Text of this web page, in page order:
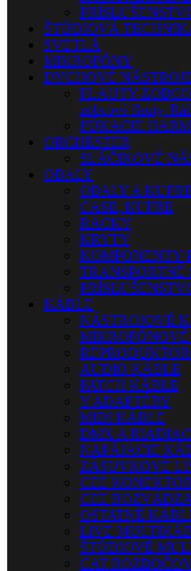
ŠTÚDIOVÁ
SVETLÁ
MIKROFÓNY
DYCHOVÉ
FLAUTY-
zobcové flauty.
FÚKACIE
ORCHESTER
SLÁČIKOVÉ
OBALY
OBALY A KUFRE
CASE, KUFRE
RACKY
KRYTY
KOMPONENTY
TRANSPORTNÉ
KÁBLE
NÁSTROJOVÉ
AUDIO KÁBLE
PATCH KÁBLE
Y ADAPTÉRY
MIDI KÁBLE
DMX A
NAPÁJACIE
ZÁSUVKOVÉ
CEE
CEE
OSTATNÉ
LIVE
ŠTÚDIOVÉ
CAT